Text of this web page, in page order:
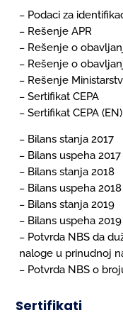
– Podaci za
– Rešenje APR
– Rešenje o
– Rešenje o
– Rešenje
–Sertifikat CEPA
–Sertifikat CEPA (EN)
– Bilans stanja 2017
– Bilans uspeha 2017
– Bilans stanja 2018
– Bilans uspeha 2018
– Bilans stanja 2019
– Bilans uspeha 2019
– Potvrda NBS da
naloge u prinudnoj
– Potvrda NBS o
Sertifikati